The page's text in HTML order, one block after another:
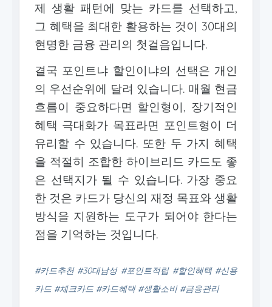
제 생활 패턴에 맞는 카드를 선택하고,
그 혜택을 최대한 활용하는 것이 30대의
현명한 금융 관리의 첫걸음입니다.
결국 포인트냐 할인이냐의 선택은 개인
의 우선순위에 달려 있습니다. 매월 현금
흐름이 중요하다면 할인형이, 장기적인
혜택 극대화가 목표라면 포인트형이 더
유리할 수 있습니다. 또한 두 가지 혜택
을 적절히 조합한 하이브리드 카드도 좋
은 선택지가 될 수 있습니다. 가장 중요
한 것은 카드가 당신의 재정 목표와 생활
방식을 지원하는 도구가 되어야 한다는
점을 기억하는 것입니다.
#카드추천 #30대남성 #포인트적립 #할인혜택 #신용
카드 #체크카드 #카드혜택 #생활소비 #금융관리